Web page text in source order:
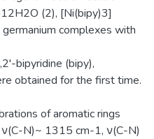
(2), [Ni(bipy)3]
complexes with
bipyridine (bipy),
obtained for the first time.
of aromatic rings
N)~ 1315 cm-1, ν(C-N)